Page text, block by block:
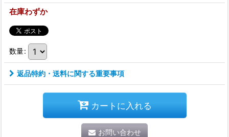
在庫わずか
数量:
返品特約・送料に関する重要事項
カートに入れる
お問い合わせ